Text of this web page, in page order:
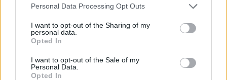
Personal Data Processing Opt Outs
I want to opt-out of the Sharing of my
personal data.
Opted In
I want to opt-out of the Sale of my
Personal Data.
Opted In